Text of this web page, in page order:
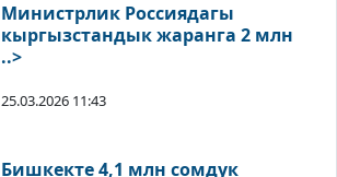
Министрлик Россиядагы
кыргызстандык жаранга 2 млн
..>
25.03.2026 11:43
Бишкекте 4,1 млн сомдук